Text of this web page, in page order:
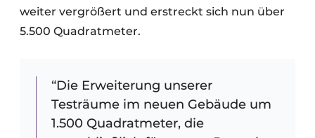
weiter vergrößert und erstreckt sich nun über
5.500 Quadratmeter.
“Die Erweiterung unserer
Testräume im neuen Gebäude um
1.500 Quadratmeter, die